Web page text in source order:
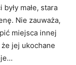
małe, stara
Nie zauważa,
miejsca innej
jej ukochane